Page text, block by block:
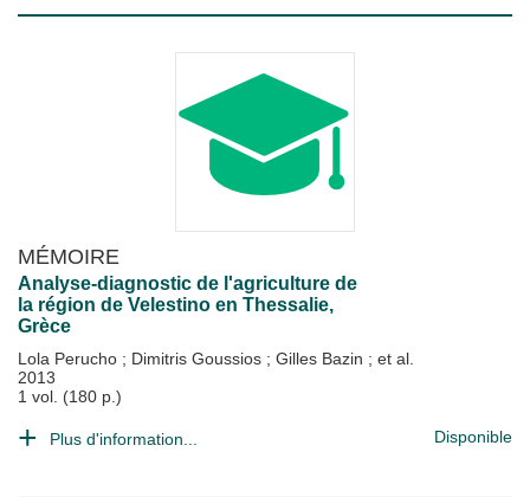
MÉMOIRE
Analyse-diagnostic de l'agriculture de
la région de Velestino en Thessalie,
Grèce
Lola Perucho ; Dimitris Goussios ; Gilles Bazin ; et al.
2013
1 vol. (180 p.)
Plus d'information... Disponible